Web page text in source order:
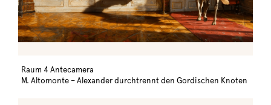
Raum 4 Antecamera
M. Altomonte – Alexander durchtrennt den Gordischen Knoten